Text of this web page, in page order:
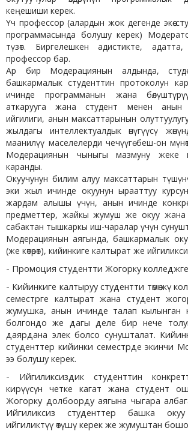
кеңешиши керек.
Үч профессор (алардын жок дегенде экөө
программасында болушу керек)
түзөт. Биргелешкен адистикте, адатта,
профессор бар.
Ар бир Модерациянын алдында,
башкармалык студенттин протоколун
ичинде программанын жана
аткарууга жана студент менен анын
ийгилиги, анын максаттарынын
жылдагы интеллектуалдык өнүгүүсү
маанилүү маселелерди чечүүгө беш-он
Модерациянын чыныгы мазмуну жеке
каранды.
Окуучунун билим алуу максаттарын
эки жыл ичинде окуунун ырааттуу
жардам алышы үчүн, анын ичинде
предметтер, жайкы жумуш же окуу жана
сабактан тышкаркы иш-чаралар үчүн
Модерациянын аягында, башкармалык
(же көтөрөт), кийинкиге калтырат же
- Промоция студентти Жогорку
- Кийинкиге калтыруу студентти төмөнкү
семестрге калтырат жана студент
жумушка, анын ичинде талап кылынган
болгондо же дагы деле бир нече
даярдана элек болсо сунушталат.
студенттер кийинки семестрде экинчи
ээ болушу керек.
- Ийгиликсиздик студенттин
кирүүсүн четке кагат жана студент
Жогорку долбоорду аягына чыгара
Ийгиликсиз студенттер башка окуу
ийгиликтүү өтүшү керек же жумуштан